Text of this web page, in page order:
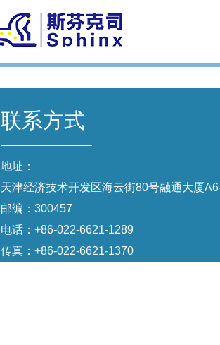
联系方式
地址：
天津经济技术开发区海云街80号融通大厦
邮编：300457
电话： +86-022-6621-1289
传真：+86-022-6621-1370